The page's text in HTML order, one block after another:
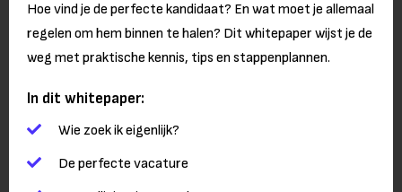
Hoe vind je de perfecte kandidaat? En wat moet je allemaal
regelen om hem binnen te halen? Dit whitepaper wijst je de
weg met praktische kennis, tips en stappenplannen.
In dit whitepaper:
Wie zoek ik eigenlijk?
De perfecte vacature